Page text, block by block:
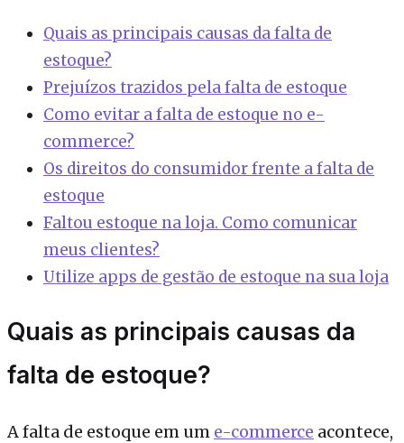
Quais as principais causas da falta de
estoque?
Prejuízos trazidos pela falta de estoque
Como evitar a falta de estoque no e-
commerce?
Os direitos do consumidor frente a falta de
estoque
Faltou estoque na loja. Como comunicar
meus clientes?
Utilize apps de gestão de estoque na sua loja
Quais as principais causas da
falta de estoque?
A falta de estoque em um e-commerce acontece,